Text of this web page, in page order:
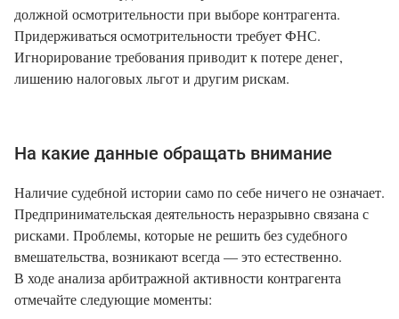
должной осмотрительности при выборе контрагента.
Придерживаться осмотрительности требует ФНС.
Игнорирование требования приводит к потере денег,
лишению налоговых льгот и другим рискам.
На какие данные обращать внимание
Наличие судебной истории само по себе ничего не означает.
Предпринимательская деятельность неразрывно связана с
рисками. Проблемы, которые не решить без судебного
вмешательства, возникают всегда — это естественно.
В ходе анализа арбитражной активности контрагента
отмечайте следующие моменты: